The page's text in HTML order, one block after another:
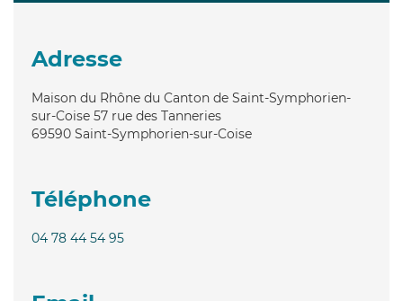
Adresse
Maison du Rhône du Canton de Saint-Symphorien-
sur-Coise 57 rue des Tanneries
69590 Saint-Symphorien-sur-Coise
Téléphone
04 78 44 54 95